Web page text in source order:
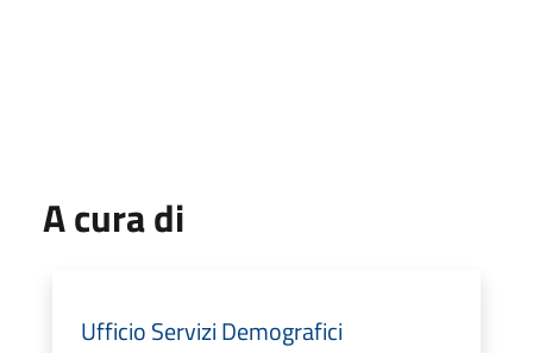
A cura di
Ufficio Servizi Demografici